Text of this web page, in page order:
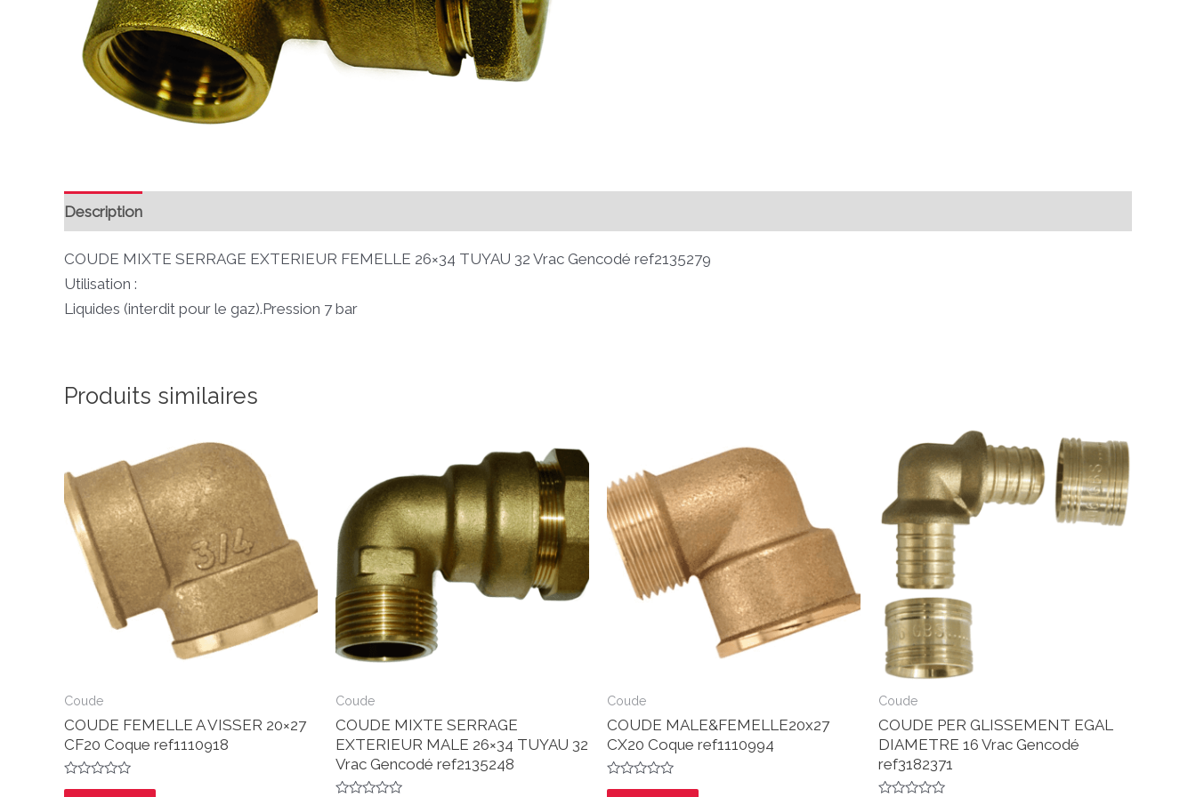
Description
COUDE MIXTE SERRAGE EXTERIEUR FEMELLE 26×34 TUYAU 32 Vrac Gencodé ref2135279
Utilisation :
Liquides (interdit pour le gaz).Pression 7 bar
Produits similaires
Coude
COUDE FEMELLE A VISSER 20×27
CF20 Coque ref1110918
Note
Coude
COUDE MIXTE SERRAGE
EXTERIEUR MALE 26×34 TUYAU 32
Vrac Gencodé ref2135248
Coude
COUDE MALE&FEMELLE20x27
CX20 Coque ref1110994
Note
Coude
COUDE PER GLISSEMENT EGAL
DIAMETRE 16 Vrac Gencodé
ref3182371